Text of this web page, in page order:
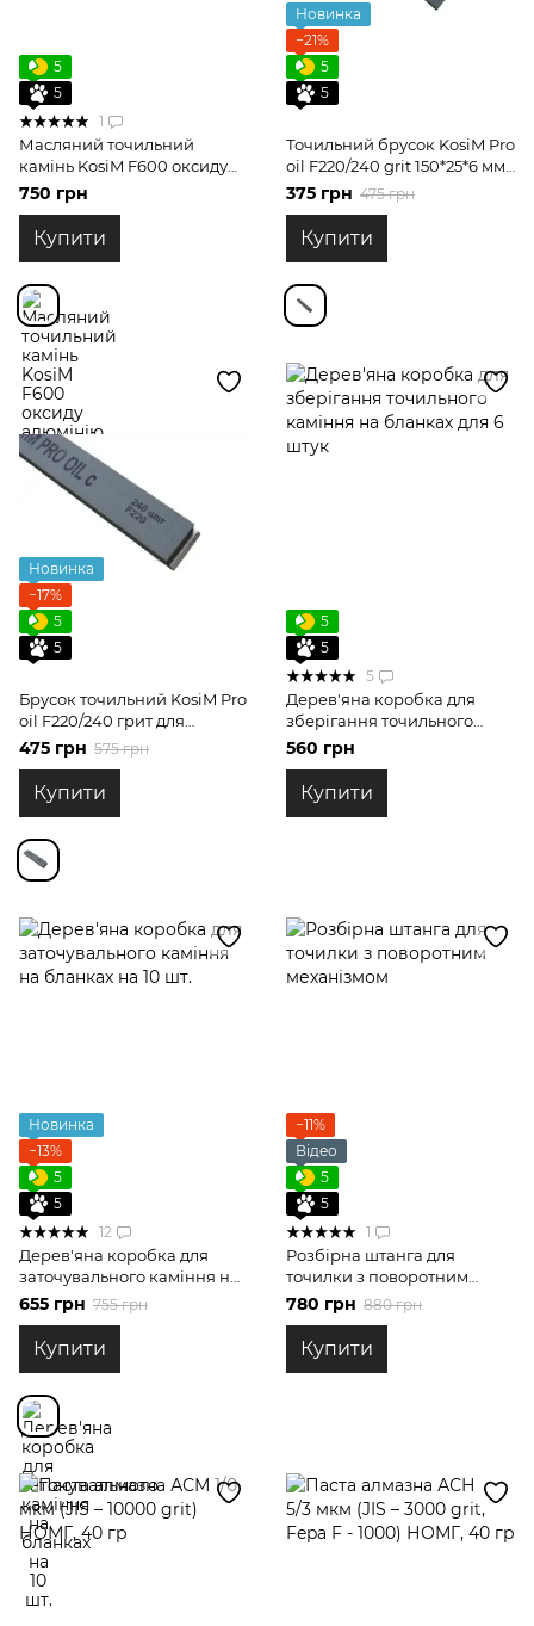
5
5
1
Масляний точильний
камінь KosiM F600 оксиду
750 грн
Купити
Новинка
−21%
5
5
Точильний брусок KosiM Pro
oil F220/240 grit 150*25*6 мм
карбід кремнію для
обдирних робіт
375 грн 475 грн
Купити
Новинка
−17%
5
5
Брусок точильний KosiM Pro
oil F220/240 грит для
обдирки на бланку
475 грн 575 грн
Купити
5
5
5
Дерев'яна коробка для
зберігання точильного
каміння на бланках для 6
560 грн
Купити
Новинка
−13%
5
5
12
Дерев'яна коробка для
заточувального каміння на
бланках на 10 шт.
655 грн 755 грн
Купити
−11%
Відео
5
5
1
Розбірна штанга для
точилки з поворотним
механізмом
780 грн 880 грн
Купити